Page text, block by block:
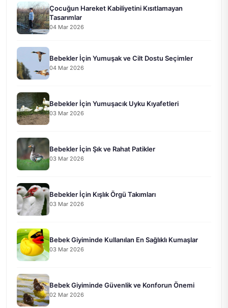
Çocuğun Hareket Kabiliyetini Kısıtlamayan
Tasarımlar
04 Mar 2026
Bebekler İçin Yumuşak ve Cilt Dostu Seçimler
04 Mar 2026
Bebekler İçin Yumuşacık Uyku Kıyafetleri
03 Mar 2026
Bebekler İçin Şık ve Rahat Patikler
03 Mar 2026
Bebekler İçin Kışlık Örgü Takımları
03 Mar 2026
Bebek Giyiminde Kullanılan En Sağlıklı Kumaşlar
03 Mar 2026
Bebek Giyiminde Güvenlik ve Konforun Önemi
02 Mar 2026